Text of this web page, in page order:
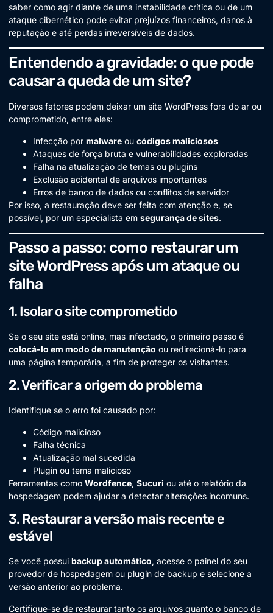
saber como agir diante de uma instabilidade crítica ou de um
ataque cibernético pode evitar prejuízos financeiros, danos à
reputação e até perdas irreversíveis de dados.
Entendendo a gravidade: o que pode
causar a queda de um site?
Diversos fatores podem deixar um site WordPress fora do ar ou
comprometido, entre eles:
Infecção por malware ou códigos maliciosos
Ataques de força bruta e vulnerabilidades exploradas
Falha na atualização de temas ou plugins
Exclusão acidental de arquivos importantes
Erros de banco de dados ou conflitos de servidor
Por isso, a restauração deve ser feita com atenção e, se
possível, por um especialista em segurança de sites.
Passo a passo: como restaurar um
site WordPress após um ataque ou
falha
1. Isolar o site comprometido
Se o seu site está online, mas infectado, o primeiro passo é
colocá-lo em modo de manutenção ou redirecioná-lo para
uma página temporária, a fim de proteger os visitantes.
2. Verificar a origem do problema
Identifique se o erro foi causado por:
Código malicioso
Falha técnica
Atualização mal sucedida
Plugin ou tema malicioso
Ferramentas como Wordfence, Sucuri ou até o relatório da
hospedagem podem ajudar a detectar alterações incomuns.
3. Restaurar a versão mais recente e
estável
Se você possui backup automático, acesse o painel do seu
provedor de hospedagem ou plugin de backup e selecione a
versão anterior ao problema.
Certifique-se de restaurar tanto os arquivos quanto o banco de